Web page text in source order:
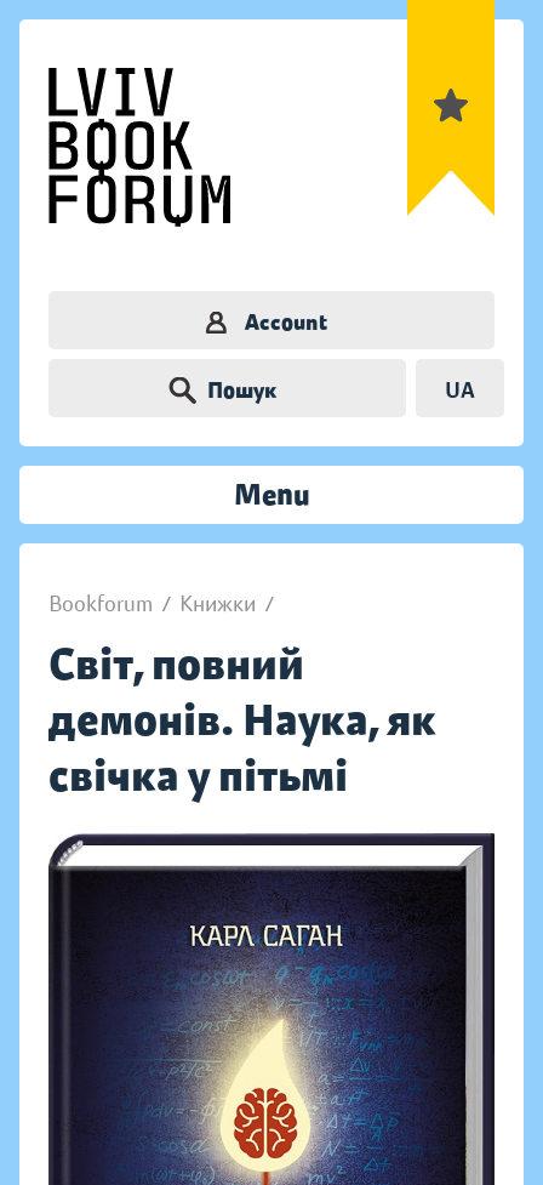
Account
Пошук UA
Menu
Bookforum / Книжки /
Світ, повний
демонів. Наука, як
свічка у пітьмі